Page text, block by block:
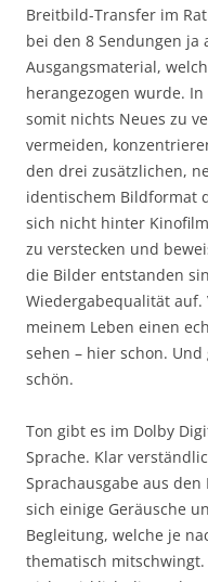
Breitbild-Transfer im
bei den 8 Sendungen ja
Ausgangsmaterial,
herangezogen wurde.
somit nichts Neues zu
vermeiden,
den drei zusätzlichen,
identischem Bildformat
sich nicht hinter
zu verstecken und
die Bilder entstanden
Wiedergabequalität
meinem Leben einen
sehen – hier schon.
schön.
Ton gibt es im Dolby
Sprache. Klar
Sprachausgabe aus
sich einige Geräusche
Begleitung, welche je
thematisch